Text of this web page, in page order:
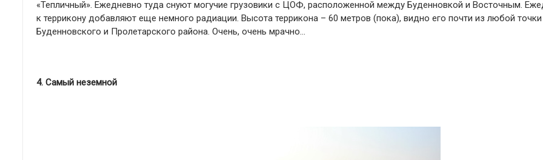
«Тепличный». Ежедневно туда снуют могучие грузовики с ЦОФ, расположенной между Буденновкой и Восточным.
к террикону добавляют еще немного радиации. Высота террикона – 60 метров (пока), видно его почти из любой точки
Буденновского и Пролетарского района. Очень, очень мрачно…
4. Самый неземной